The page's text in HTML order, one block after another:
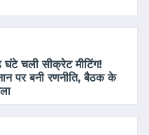
घंटे चली सीक्रेट मीटिंग!
पर बनी रणनीति, बैठक के